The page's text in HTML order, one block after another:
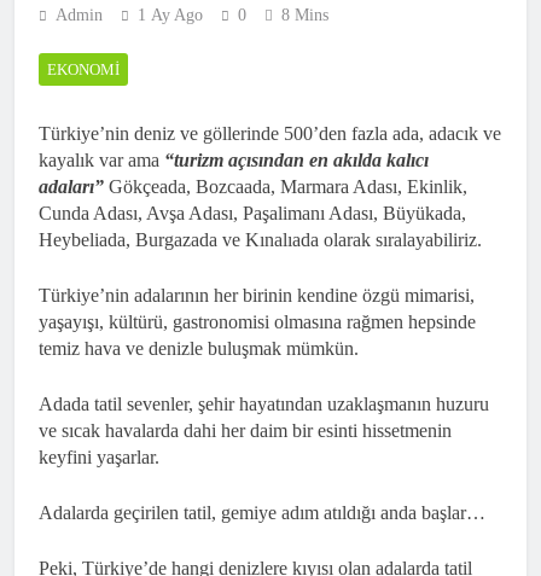
Admin 1 Ay Ago 0 8 Mins
EKONOMI
Türkiye’nin deniz ve göllerinde 500’den fazla ada, adacık ve
kayalık var ama “turizm açısından en akılda kalıcı
adaları” Gökçeada, Bozcaada, Marmara Adası, Ekinlik,
Cunda Adası, Avşa Adası, Paşalimanı Adası, Büyükada,
Heybeliada, Burgazada ve Kınalıada olarak sıralayabiliriz.
Türkiye’nin adalarının her birinin kendine özgü mimarisi,
yaşayışı, kültürü, gastronomisi olmasına rağmen hepsinde
temiz hava ve denizle buluşmak mümkün.
Adada tatil sevenler, şehir hayatından uzaklaşmanın huzuru
ve sıcak havalarda dahi her daim bir esinti hissetmenin
keyfini yaşarlar.
Adalarda geçirilen tatil, gemiye adım atıldığı anda başlar…
Peki, Türkiye’de hangi denizlere kıyısı olan adalarda tatil